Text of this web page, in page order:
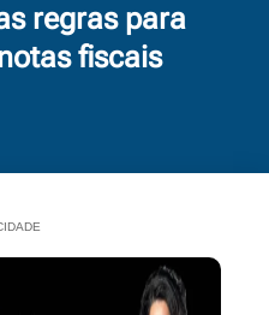
regras para
fiscais